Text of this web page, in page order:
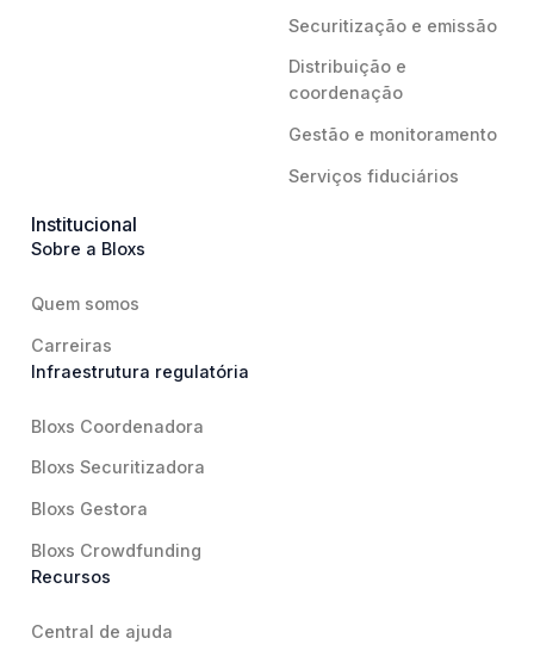
Securitização e emissão
Distribuição e
coordenação
Gestão e monitoramento
Serviços fiduciários
Institucional
Sobre a Bloxs
Quem somos
Carreiras
Infraestrutura regulatória
Bloxs Coordenadora
Bloxs Securitizadora
Bloxs Gestora
Bloxs Crowdfunding
Recursos
Central de ajuda